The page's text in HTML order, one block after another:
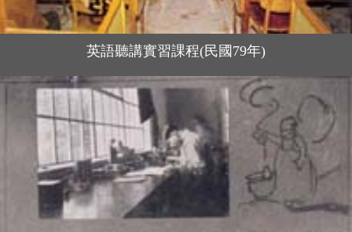
英語聽講實習課程(民國79年)